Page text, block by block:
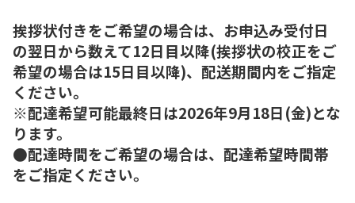
挨拶状付きをご希望の場合は、お申込み受付日
の翌日から数えて12日目以降(挨拶状の校正をご
希望の場合は15日目以降)、配送期間内をご指定
ください。
※配達希望可能最終日は2026年9月18日(金)とな
ります。
●配達時間をご希望の場合は、配達希望時間帯
をご指定ください。